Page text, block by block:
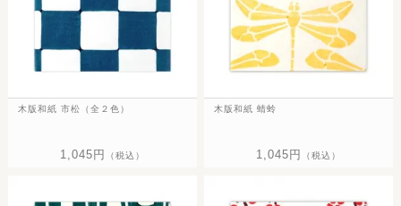
木版和紙 市松（全２色）
1,045円 （税込）
木版和紙 蜻蛉
1,045円 （税込）